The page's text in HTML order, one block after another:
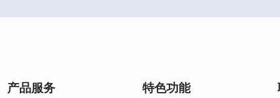
产品服务 特色功能